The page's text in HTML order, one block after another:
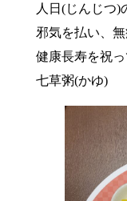
人日(じんじつ)
邪気を払い、
健康長寿を祝っ
七草粥(かゆ)